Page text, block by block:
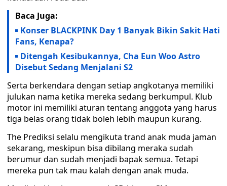
Baca Juga:
Konser BLACKPINK Day 1 Banyak Bikin Sakit Hati
Fans, Kenapa?
Ditengah Kesibukannya, Cha Eun Woo Astro
Disebut Sedang Menjalani S2
Serta berkendara dengan setiap angkotanya memiliki
julukan nama ketika mereka sedang berkumpul. Klub
motor ini memiliki aturan tentang anggota yang harus
tiga belas orang tidak boleh lebih maupun kurang.
The Prediksi selalu mengikuta trand anak muda jaman
sekarang, meskipun bisa dibilang meraka sudah
berumur dan sudah menjadi bapak semua. Tetapi
mereka pun tak mau kalah dengan anak muda.